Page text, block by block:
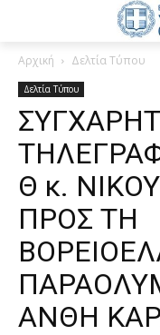
Αρχική Δελτία Τύπου
Δελτία Τύπου
Θ κ.
ΠΡΟΣ ΤΗ
ΑΝΘΗ